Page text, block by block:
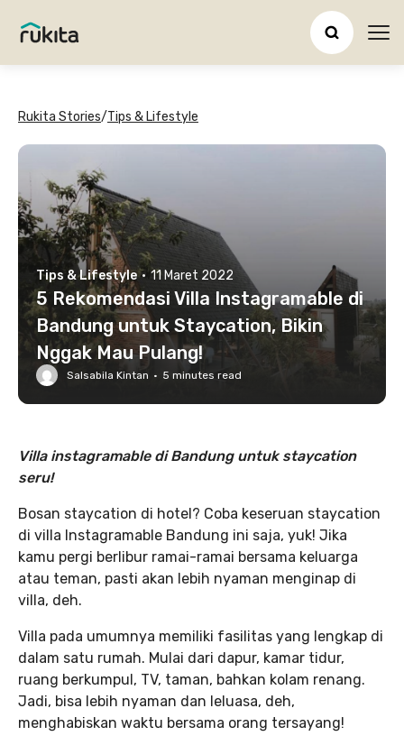
Rukita Stories/Tips & Lifestyle
Tips & Lifestyle · 11 Maret 2022
5 Rekomendasi Villa Instagramable di
Bandung untuk Staycation, Bikin
Nggak Mau Pulang!
Salsabila Kintan · 5 minutes read
Villa instagramable di Bandung untuk staycation
seru!
Bosan staycation di hotel? Coba keseruan staycation
di villa Instagramable Bandung ini saja, yuk! Jika
kamu pergi berlibur ramai-ramai bersama keluarga
atau teman, pasti akan lebih nyaman menginap di
villa, deh.
Villa pada umumnya memiliki fasilitas yang lengkap di
dalam satu rumah. Mulai dari dapur, kamar tidur,
ruang berkumpul, TV, taman, bahkan kolam renang.
Jadi, bisa lebih nyaman dan leluasa, deh,
menghabiskan waktu bersama orang tersayang!